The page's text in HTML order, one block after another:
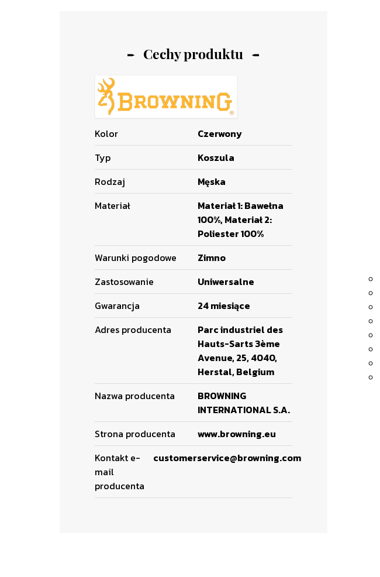
Cechy produktu
Kolor
Czerwony
Typ
Koszula
Rodzaj
Męska
Materiał
Materiał 1: Bawełna
100%, Materiał 2:
Poliester 100%
Warunki pogodowe
Zimno
Zastosowanie
Uniwersalne
Gwarancja
24 miesiące
Adres producenta
Parc industriel des
Hauts-Sarts 3ème
Avenue, 25, 4040,
Herstal, Belgium
Nazwa producenta
BROWNING
INTERNATIONAL S.A.
Strona producenta
www.browning.eu
Kontakt e-
mail
producenta
customerservice@browning.com